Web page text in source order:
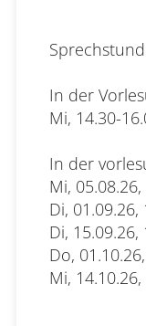
In der
Mi, 14.30-
In der
Mi,
Di,
Di,
Do,
Mi,